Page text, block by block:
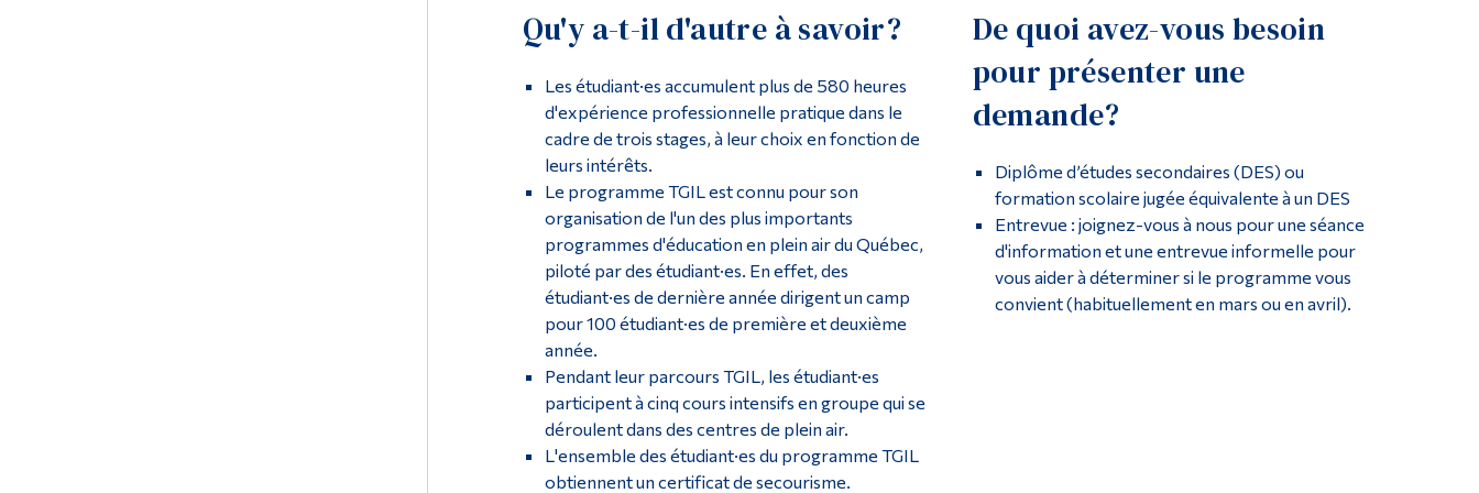
Qu'y a-t-il d'autre à savoir?
Les étudiant·es accumulent plus de 580 heures
d'expérience professionnelle pratique dans le
cadre de trois stages, à leur choix en fonction de
leurs intérêts.
Le programme TGIL est connu pour son
organisation de l'un des plus importants
programmes d'éducation en plein air du Québec,
piloté par des étudiant·es. En effet, des
étudiant·es de dernière année dirigent un camp
pour 100 étudiant·es de première et deuxième
année.
Pendant leur parcours TGIL, les étudiant·es
participent à cinq cours intensifs en groupe qui se
déroulent dans des centres de plein air.
L'ensemble des étudiant·es du programme TGIL
obtiennent un certificat de secourisme.
De quoi avez-vous besoin
pour présenter une
demande?
Diplôme d’études secondaires (DES) ou
formation scolaire jugée équivalente à un DES
Entrevue : joignez-vous à nous pour une séance
d'information et une entrevue informelle pour
vous aider à déterminer si le programme vous
convient (habituellement en mars ou en avril).